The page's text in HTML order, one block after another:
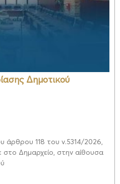
Δημοτικού
άρθρου 118 του ν.5314/2026,
Δημαρχείο, στην αίθουσα